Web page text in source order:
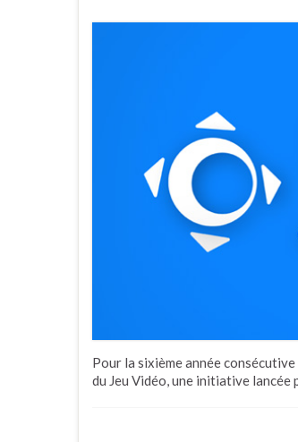
Pour la sixième année
du Jeu Vidéo, une initiative lancée